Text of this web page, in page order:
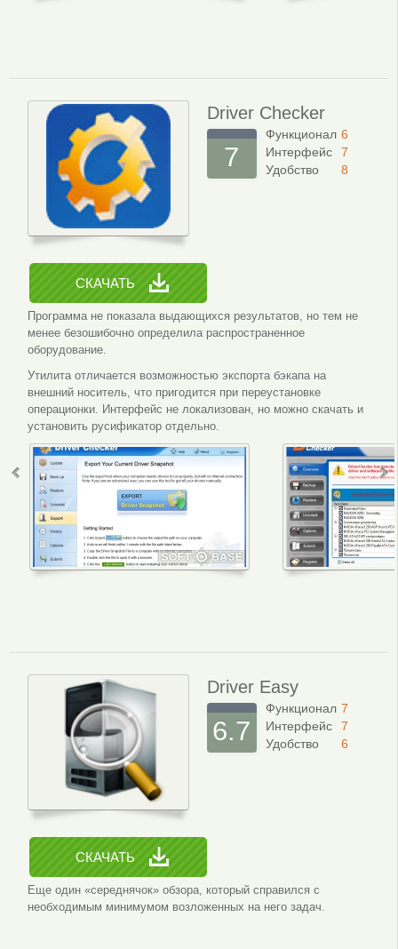
Driver Checker
7
Функционал
Интерфейс
Удобство
6
7
8
СКАЧАТЬ
Программа не показала выдающихся результатов, но тем не
менее безошибочно определила распространенное
оборудование.
Утилита отличается возможностью экспорта бэкапа на
внешний носитель, что пригодится при переустановке
операционки. Интерфейс не локализован, но можно скачать и
установить русификатор отдельно.
Driver Easy
6.7
Функционал
Интерфейс
Удобство
7
7
6
СКАЧАТЬ
Еще один «середнячок» обзора, который справился с
необходимым минимумом возложенных на него задач.